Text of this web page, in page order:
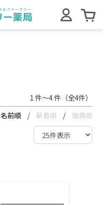
1 件～4 件（全4件）
名前順 / 新着順 / 価格順